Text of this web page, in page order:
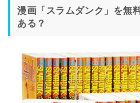
漫画「スラムダンク」を無
ある？